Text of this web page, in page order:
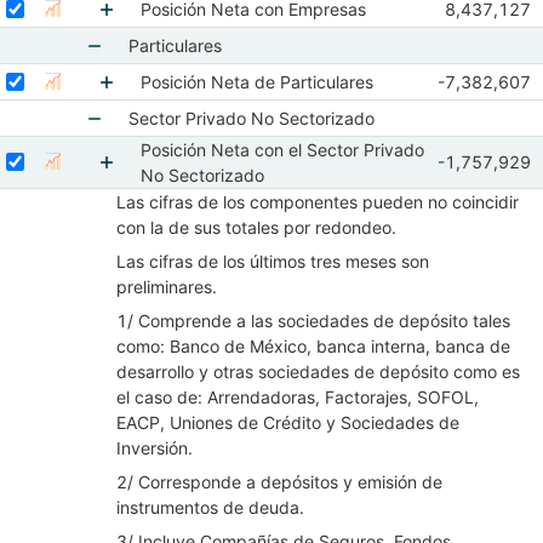
Mostrar elementos de Empresas
Seleccione sus series
Seleccionar serie Posición Neta con EmpresasMostrar gráfica de la serie Posición Neta con Empresas
Mostrar elementos de Posición Neta con
Posición Neta con Empresas Oct 2017
8,437,127
Mostrar elementos de Particulares
Particulares
Seleccione sus series
Seleccionar serie Posición Neta de ParticularesMostrar gráfica de la serie Posición Neta de Particulares
Mostrar elementos de Posición Neta de
Posición Neta de Particulares Oct 2017
-7,382,607
Mostrar elementos de Sector Privado No
Sector Privado No Sectorizado
Seleccione sus series
Seleccionar serie Posición Neta con el Sector Privado No
Mostrar gráfica de la serie Posición Neta con el
Mostrar elementos de Posición Neta con el
Posición Neta con el Sector Privado
No Sectorizado
Oct 2017
-1,757,929
Las cifras de los componentes pueden no coincidir
con la de sus totales por redondeo.
Las cifras de los últimos tres meses son
preliminares.
1/ Comprende a las sociedades de depósito tales
como: Banco de México, banca interna, banca de
desarrollo y otras sociedades de depósito como es
el caso de: Arrendadoras, Factorajes, SOFOL,
EACP, Uniones de Crédito y Sociedades de
Inversión.
2/ Corresponde a depósitos y emisión de
instrumentos de deuda.